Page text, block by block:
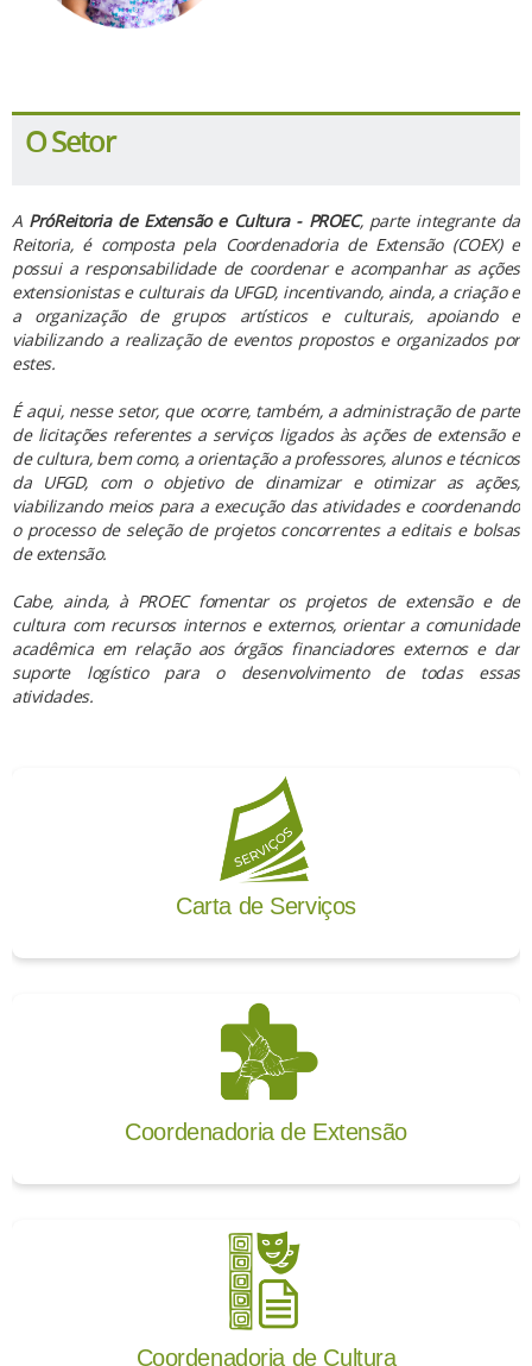
O Setor
A PróReitoria de Extensão e Cultura - PROEC, parte integrante da
Reitoria, é composta pela Coordenadoria de Extensão (COEX) e
possui a responsabilidade de coordenar e acompanhar as ações
extensionistas e culturais da UFGD, incentivando, ainda, a criação e
a organização de grupos artísticos e culturais, apoiando e
viabilizando a realização de eventos propostos e organizados por
estes.
É aqui, nesse setor, que ocorre, também, a administração de parte
de licitações referentes a serviços ligados às ações de extensão e
de cultura, bem como, a orientação a professores, alunos e técnicos
da UFGD, com o objetivo de dinamizar e otimizar as ações,
viabilizando meios para a execução das atividades e coordenando
o processo de seleção de projetos concorrentes a editais e bolsas
de extensão.
Cabe, ainda, à PROEC fomentar os projetos de extensão e de
cultura com recursos internos e externos, orientar a comunidade
acadêmica em relação aos órgãos financiadores externos e dar
suporte logístico para o desenvolvimento de todas essas
atividades.
Carta de Serviços
Coordenadoria de Extensão
Coordenadoria de Cultura